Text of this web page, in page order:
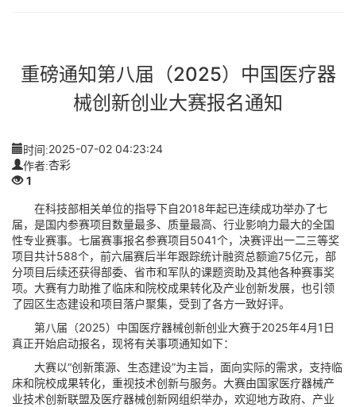
重磅通知第八届（2025）中国医疗器
械创新创业大赛报名通知
时间:2025-07-02 04:23:24
作者:杏彩
1
在科技部相关单位的指导下自2018年起已连续成功举办了七
届，是国内参赛项目数量最多、质量最高、行业影响力最大的全国
性专业赛事。七届赛事报名参赛项目5041个，决赛评出一二三等奖
项目共计588个，前六届赛后半年跟踪统计融资总额逾75亿元，部
分项目后续还获得部委、省市和军队的课题资助及其他各种赛事奖
项。大赛有力助推了临床和院校成果转化及产业创新发展，也引领
了园区生态建设和项目落户聚集，受到了各方一致好评。
第八届（2025）中国医疗器械创新创业大赛于2025年4月1日
真正开始启动报名，现将有关事项通知如下：
大赛以“创新策源、生态建设”为主旨，面向实际的需求，支持临
床和院校成果转化，重视技术创新与服务。大赛由国家医疗器械产
业技术创新联盟及医疗器械创新网组织举办，欢迎地方政府、产业